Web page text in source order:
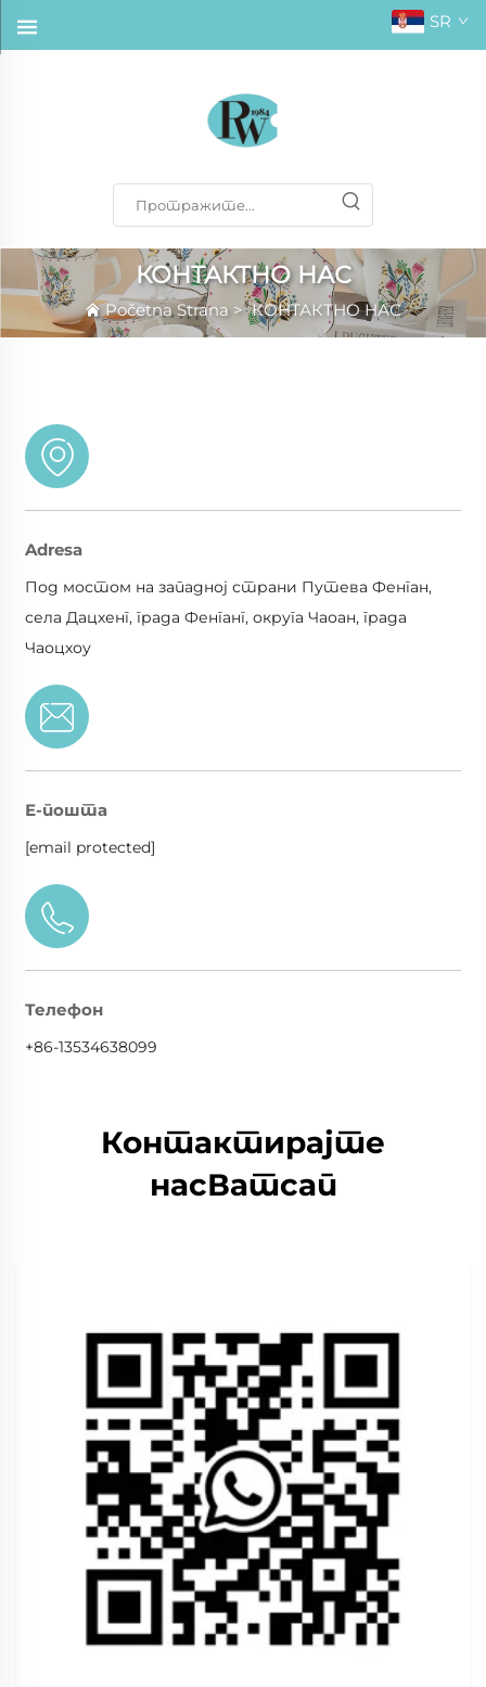
SR
КОНТАКТНО НАС
Početna Strana >КОНТАКТНО НАС
Adresa
Под мостом на западној страни Путева Фенган,
села Дацхенг, града Фенганг, округа Чаоан, града
Чаоцхоу
Е-пошта
[email protected]
Телефон
+86-13534638099
Контактирајте
насВатсап